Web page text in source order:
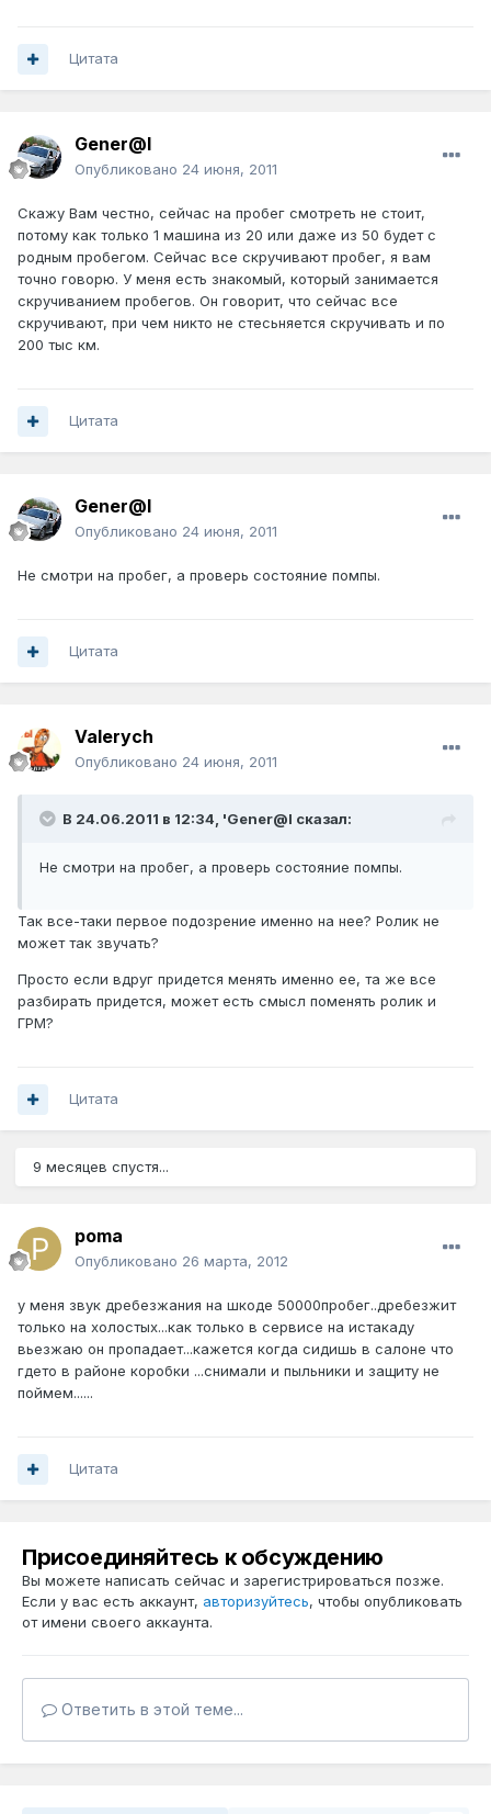
Цитата
Gener@l
Опубликовано 24 июня, 2011
Скажу Вам честно, сейчас на пробег смотреть не стоит,
потому как только 1 машина из 20 или даже из 50 будет с
родным пробегом. Сейчас все скручивают пробег, я вам
точно говорю. У меня есть знакомый, который занимается
скручиванием пробегов. Он говорит, что сейчас все
скручивают, при чем никто не стесьняется скручивать и по
200 тыс км.
Цитата
Gener@l
Опубликовано 24 июня, 2011
Не смотри на пробег, а проверь состояние помпы.
Цитата
Valerych
Опубликовано 24 июня, 2011
В 24.06.2011 в 12:34, 'Gener@l сказал:
Не смотри на пробег, а проверь состояние помпы.
Так все-таки первое подозрение именно на нее? Ролик не
может так звучать?
Просто если вдруг придется менять именно ее, та же все
разбирать придется, может есть смысл поменять ролик и
ГРМ?
Цитата
9 месяцев спустя...
poma
Опубликовано 26 марта, 2012
у меня звук дребезжания на шкоде 50000пробег..дребезжит
только на холостых...как только в сервисе на истакаду
вьезжаю он пропадает...кажется когда сидишь в салоне что
гдето в районе коробки ...снимали и пыльники и защиту не
поймем......
Цитата
Присоединяйтесь к обсуждению
Вы можете написать сейчас и зарегистрироваться позже.
Если у вас есть аккаунт, авторизуйтесь, чтобы опубликовать
от имени своего аккаунта.
Ответить в этой теме...